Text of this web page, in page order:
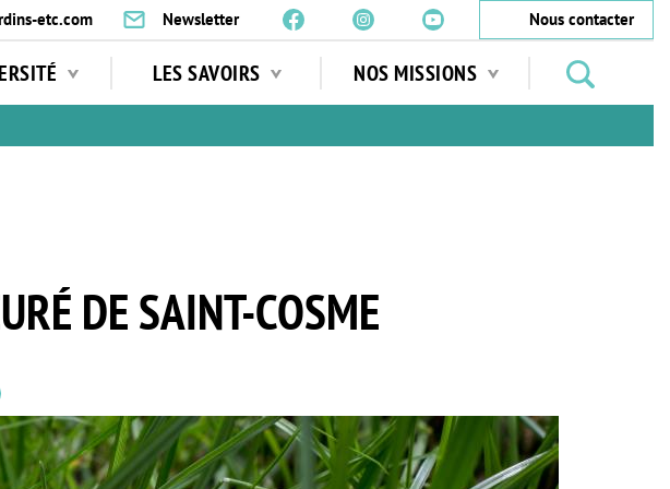
etc.com Newsletter
Nous contacter
LES SAVOIRS NOS MISSIONS
jardins
DE SAINT-COSME